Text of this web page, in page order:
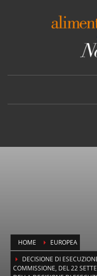
HOME
EUROPEA
DECISIONE DI
COMMISSIONE, DEL 22